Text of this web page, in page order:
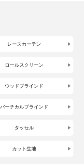
レースカーテン
ロールスクリーン
ウッドブラインド
バーチカルブラインド
タッセル
カット生地